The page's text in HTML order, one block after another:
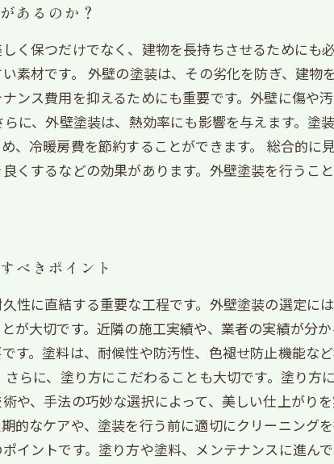
あるのか？
く保つだけでなく、建物を長持ちさせるために
素材です。 外壁の塗装は、その劣化を防ぎ、建物
ンス費用を抑えるためにも重要です。外壁に傷や
に、外壁塗装は、熱効率にも影響を与えます。
、冷暖房費を節約することができます。 総合的
くするなどの効果があります。外壁塗装を行う
べきポイント
性に直結する重要な工程です。外壁塗装の選定に
が大切です。近隣の施工実績や、業者の実績が分
す。塗料は、耐候性や防汚性、色褪せ防止機能な
らに、塗り方にこだわることも大切です。塗り
や、手法の巧妙な選択によって、美しい仕上がり
的なケアや、塗装を行う前に適切にクリーニング
イントです。塗り方や塗料、メンテナンスに進ん